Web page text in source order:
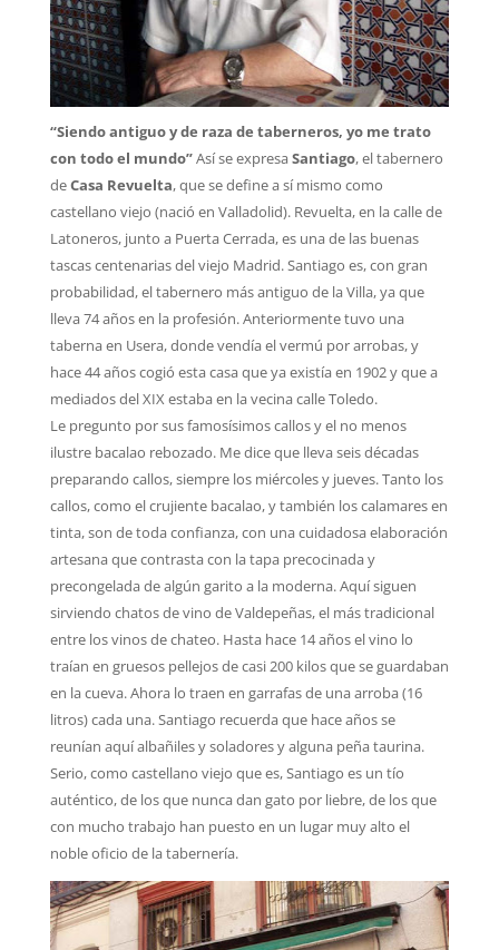
“Siendo antiguo y de raza de taberneros, yo me trato
con todo el mundo”Así se expresaSantiago, el tabernero
deCasa Revuelta, que se define a sí mismo como
castellano viejo (nació en Valladolid). Revuelta, en la calle de
Latoneros, junto a Puerta Cerrada, es una de las buenas
tascas centenarias del viejo Madrid. Santiago es, con gran
probabilidad, el tabernero más antiguo de la Villa, ya que
lleva 74 años en la profesión. Anteriormente tuvo una
taberna en Usera, donde vendía el vermú por arrobas, y
hace 44 años cogió esta casa que ya existía en 1902 y que a
mediados del XIX estaba en la vecina calle Toledo.
Le pregunto por sus famosísimos callos y el no menos
ilustre bacalao rebozado. Me dice que lleva seis décadas
preparando callos, siempre los miércoles y jueves. Tanto los
callos, como el crujiente bacalao, y también los calamares en
tinta, son de toda confianza, con una cuidadosa elaboración
artesana que contrasta con la tapa precocinada y
precongelada de algún garito a la moderna. Aquí siguen
sirviendo chatos de vino de Valdepeñas, el más tradicional
entre los vinos de chateo. Hasta hace 14 años el vino lo
traían en gruesos pellejos de casi 200 kilos que se guardaban
en la cueva. Ahora lo traen en garrafas de una arroba (16
litros) cada una. Santiago recuerda que hace años se
reunían aquí albañiles y soladores y alguna peña taurina.
Serio, como castellano viejo que es, Santiago es un tío
auténtico, de los que nunca dan gato por liebre, de los que
con mucho trabajo han puesto en un lugar muy alto el
noble oficio de la tabernería.